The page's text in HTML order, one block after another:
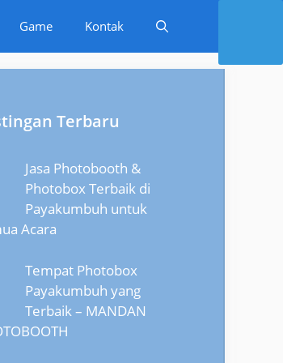
Game Kontak
Terbaru
Jasa Photobooth &
Photobox Terbaik di
Payakumbuh untuk
Acara
Tempat Photobox
Payakumbuh yang
Terbaik – MANDAN